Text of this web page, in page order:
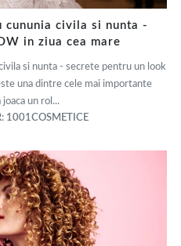
cununia civila si nunta -
in ziua cea mare
si nunta - secrete pentru un look
una dintre cele mai importante
un rol...
1001COSMETICE